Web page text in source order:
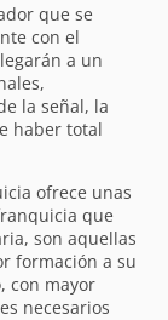
que se
con el
a un
la señal, la
haber total
ofrece unas
que
son aquellas
formación a su
con mayor
necesarios